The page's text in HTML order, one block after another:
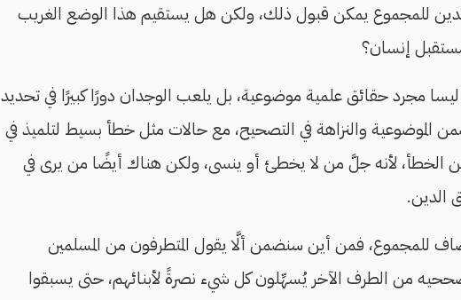
للمجموع يمكن قبول ذلك، ولكن هل يستقيم هذا الوضع الغريب
إنسان؟
مجرد حقائق علمية موضوعية، بل يلعب الوجدان دورًا كبيرًا في تحديد
الموضوعية والنزاهة في التصحيح، مع حالات مثل خطأ بسيط لتلميذ في
الخطأ، لأنه جلَّ من لا يخطئ أو ينسى، ولكن هناك أيضًا من يرى في
الدين.
للمجموع، فمن أين سنضمن ألَّا يقول المتطرفون من المسلمين
من الطرف الآخر يُسهِّلون كل شيء نصرةً لأبنائهم، حتى يسبقوا